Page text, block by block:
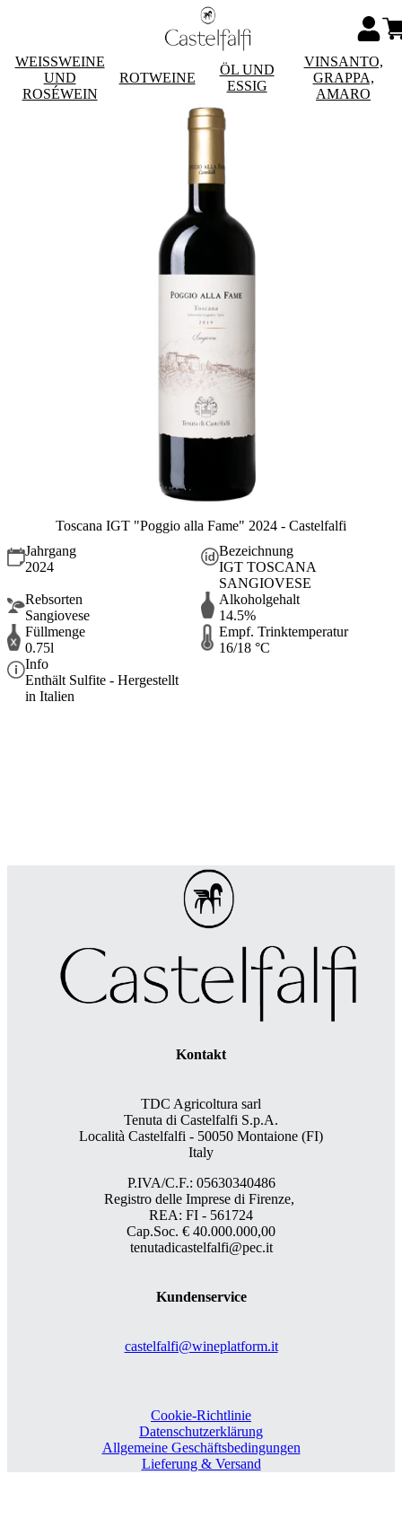
WEISSWEINE
UND
ROSÉWEIN
ROTWEINE
ÖL UND
ESSIG
VINSANTO,
GRAPPA,
AMARO
Toscana IGT "Poggio alla Fame" 2024 - Castelfalfi
Jahrgang
2024
Bezeichnung
IGT TOSCANA
SANGIOVESE
Rebsorten
Sangiovese
Alkoholgehalt
14.5%
Füllmenge
0.75l
Empf. Trinktemperatur
16/18 °C
Info
Enthält Sulfite - Hergestellt
in Italien
Kontakt
TDC Agricoltura sarl
Tenuta di Castelfalfi S.p.A.
Località Castelfalfi - 50050 Montaione (FI)
Italy
P.IVA/C.F.: 05630340486
Registro delle Imprese di Firenze,
REA: FI - 561724
Cap.Soc. € 40.000.000,00
tenutadicastelfalfi@pec.it
Kundenservice
castelfalfi@wineplatform.it
Cookie-Richtlinie
Datenschutzerklärung
Allgemeine Geschäftsbedingungen
Lieferung & Versand